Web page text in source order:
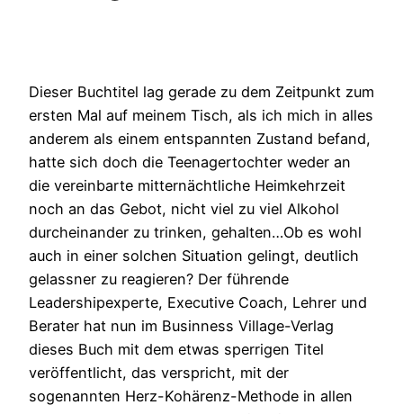
Dieser Buchtitel lag gerade zu dem Zeitpunkt zum
ersten Mal auf meinem Tisch, als ich mich in alles
anderem als einem entspannten Zustand befand,
hatte sich doch die Teenagertochter weder an
die vereinbarte mitternächtliche Heimkehrzeit
noch an das Gebot, nicht viel zu viel Alkohol
durcheinander zu trinken, gehalten…Ob es wohl
auch in einer solchen Situation gelingt, deutlich
gelassner zu reagieren? Der führende
Leadershipexperte, Executive Coach, Lehrer und
Berater hat nun im Businness Village-Verlag
dieses Buch mit dem etwas sperrigen Titel
veröffentlicht, das verspricht, mit der
sogenannten Herz-Kohärenz-Methode in allen